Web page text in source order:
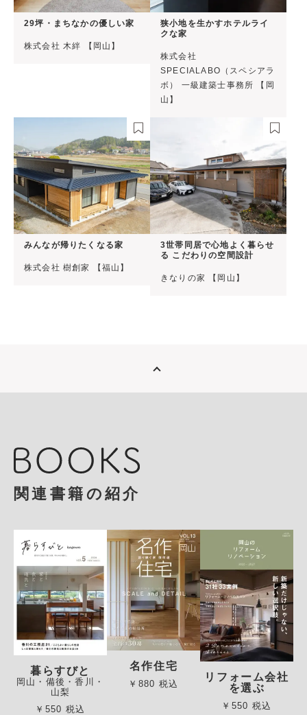
29坪・まちなかの優しい家
株式会社 木絆 【岡山】
狭小地を生かすホテルライ
クな家
株式会社
SPECIALABO（スペシアラ
ボ） 一級建築士事務所 【岡
山】
みんなが帰りたくなる家
株式会社 樹創家 【福山】
3世帯同居で心地よく暮らせ
る こだわりの空間設計
きなりの家 【岡山】
関連書籍の紹介
暮らすびと
岡山・備後・香川・
山梨
￥550 税込
名作住宅
￥880 税込
リフォーム会社
を選ぶ
￥550 税込